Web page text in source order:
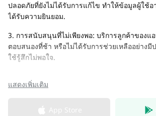
ปลอดภัยที่ยังไม่ได้รับการแก้ไข ทำให้ข้อมูลผู้ใช้อ
ได้รับความยินยอม.
3. การสนับสนุนที่ไม่เพียงพอ: บริการลูกค้าของแ
ตอบสนองที่ช้า หรือไม่ได้รับการช่วยเหลืออย่าง
ใช้รู้สึกไม่พอใจ.
แสดงเพิ่มเติม